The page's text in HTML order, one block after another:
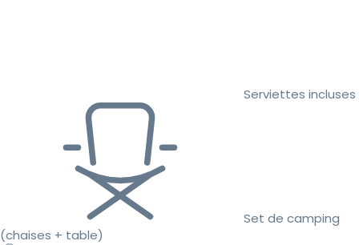
Serviettes incluses
Set de camping
(chaises + table)